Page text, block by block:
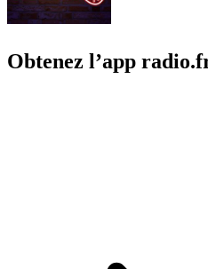
Obtenez l’app